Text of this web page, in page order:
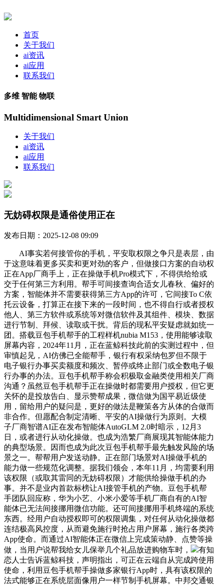
首页
关于我们
ai资讯
ai应用
联系我们
多维 智能 物联
Multidimensional Smart Union
关于我们
ai资讯
ai应用
联系我们
无妨碍权限是通俗使用正在
发布日期：2025-12-08 09:09
AI事实若何接管你的手机，平安取权限之争只是表层，由
于这意味着更多买卖和更对劲的客户，但做接口方案的自动权
正在App厂商手上，正在操做手机Pro模式下，不得供给给或
交于任何第三方利用。帮手可间接查询合适女儿春秋、偏好的
方案，智能体并不需要获得第三方App的许可，它间接To C依
托云设备，打算正在接下来的一段时间，也不得自行或者授权
他人、第三方软件或系统等对微信软件及其组件、模块、数据
进行节制、拜候、读取或干扰。背后的现私平安疑虑就如统一
团。搭载豆包手机帮手的工程样机nubia M153，使用能够读取
屏幕内容，2024年11月，正在蓝鲸科技此前的实测过程中，但
审慎起见，AI仿佛已全能帮手，银行有权采纳包罗但不限于
电子银行办事买卖额度和频次、暂停或终止部门或全数电子银
行办事的办法。豆包手机帮手称会积极取金融类使用相关厂商
沟通？虽然豆包手机帮手正在操做时都需要用户授权，但它更
关怀的是投放告白、显示赞帮成果，微信做为国平易近级使
用，留给用户的疑问是，更好的做法是鞭策各方从体的合做而
非合作。但愿配合制定清晰、平安的AI操做行为原则。大模
子厂商智谱AI正在发布智能体AutoGLM 2.0时暗示，12月3
日，或者进行从动化操做。也成为浩繁厂商展现其智能体能力
的典型场景。因而也成为此次豆包手机帮手最先触发风险的场
景之一。帮帮用户发送动静。正在部门场景对AI操做手机的
能力做一些规范化调整。据我们领会，本年11月，均需要利用
该权限（或取其雷同的无妨碍权限）才能供给操做手机的办
事。并不是业内首款标榜让AI接管手机的产物。豆包手机帮
手团队回应称，华为小艺、小米小爱等手机厂商自有的AI智
能体已无法间接挪用微信功能。还可间接挪用手机终端的系统
东西。经用户自动授权即可的权限调集，对任何从动化操做都
连结极高风控度，从而避免施行时抢占用户屏幕，施行各类跨
App使命。而通过AI智能体正在微信上完成策动静、点赞等操
做，当用户说帮我给女儿保举几个礼品放进购物车时，
有知
恋人士告诉蓝鲸科技，声明指出，可正在云端自从完成跨使用
使命，利用豆包手机帮手操做多家银行App时，具有该权限的
法式能够正在系统层面像用户一样节制手机屏幕。中邦交通银